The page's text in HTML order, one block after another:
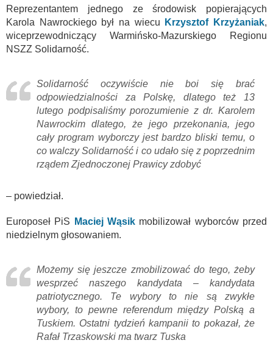
Reprezentantem jednego ze środowisk popierających
Karola Nawrockiego był na wiecu
Krzysztof Krzyżaniak,
wiceprzewodniczący Warmińsko-Mazurskiego Regionu
NSZZ Solidarność.
Solidarność oczywiście nie boi się brać
odpowiedzialności za Polskę, dlatego też 13
lutego podpisaliśmy porozumienie z dr. Karolem
Nawrockim dlatego, że jego przekonania, jego
cały program wyborczy jest bardzo bliski temu, o
co walczy Solidarność i co udało się z poprzednim
rządem Zjednoczonej Prawicy zdobyć
– powiedział.
Europoseł PiS Maciej Wąsik mobilizował wyborców przed
niedzielnym głosowaniem.
Możemy się jeszcze zmobilizować do tego, żeby
wesprzeć naszego kandydata – kandydata
patriotycznego. Te wybory to nie są zwykłe
wybory, to pewne referendum między Polską a
Tuskiem. Ostatni tydzień kampanii to pokazał, że
Rafał Trzaskowski ma twarz Tuska